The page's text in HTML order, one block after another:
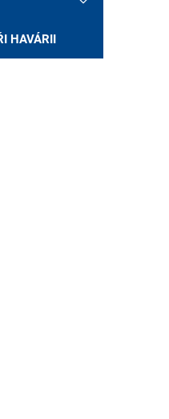
HAVÁRII